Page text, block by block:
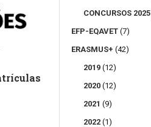
Atualização
24 Fevereiro, 2022
CONCURSOS 2025
EFP-EQAVET (7)
ERASMUS+ (42)
2019 (12)
2020 (12)
2021 (9)
2022 (1)